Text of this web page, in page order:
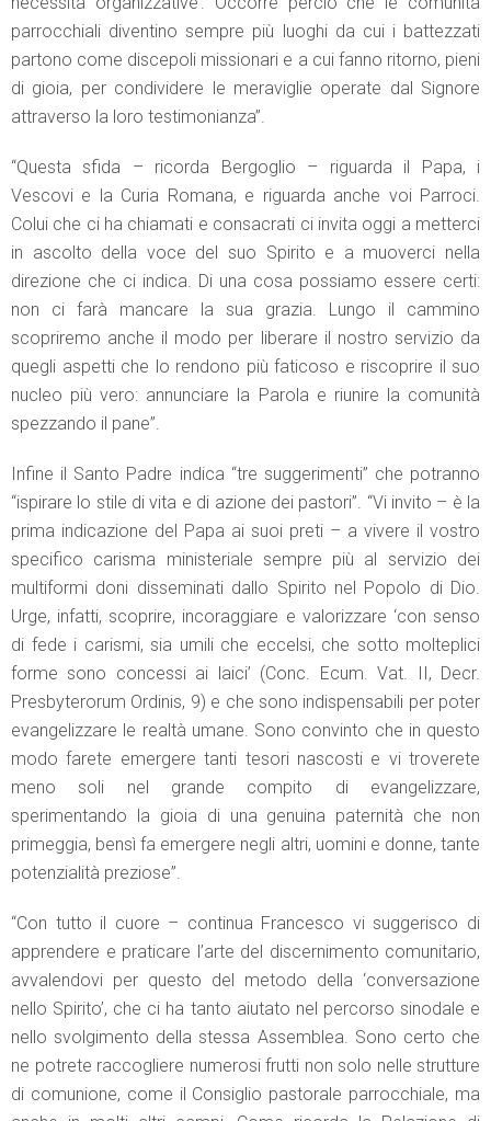
parrocchiali diventino sempre più luoghi da cui i battezzati
partono come discepoli missionari e a cui fanno ritorno, pieni
di gioia, per condividere le meraviglie operate dal Signore
attraverso la loro testimonianza”.
“Questa sfida – ricorda Bergoglio – riguarda il Papa, i
Vescovi e la Curia Romana, e riguarda anche voi Parroci.
Colui che ci ha chiamati e consacrati ci invita oggi a metterci
in ascolto della voce del suo Spirito e a muoverci nella
direzione che ci indica. Di una cosa possiamo essere certi:
non ci farà mancare la sua grazia. Lungo il cammino
scopriremo anche il modo per liberare il nostro servizio da
quegli aspetti che lo rendono più faticoso e riscoprire il suo
nucleo più vero: annunciare la Parola e riunire la comunità
spezzando il pane”.
Infine il Santo Padre indica “tre suggerimenti” che potranno
“ispirare lo stile di vita e di azione dei pastori”. “Vi invito – è la
prima indicazione del Papa ai suoi preti – a vivere il vostro
specifico carisma ministeriale sempre più al servizio dei
multiformi doni disseminati dallo Spirito nel Popolo di Dio.
Urge, infatti, scoprire, incoraggiare e valorizzare ‘con senso
di fede i carismi, sia umili che eccelsi, che sotto molteplici
forme sono concessi ai laici’ (Conc. Ecum. Vat. II, Decr.
Presbyterorum Ordinis, 9) e che sono indispensabili per poter
evangelizzare le realtà umane. Sono convinto che in questo
modo farete emergere tanti tesori nascosti e vi troverete
meno soli nel grande compito di evangelizzare,
sperimentando la gioia di una genuina paternità che non
primeggia, bensì fa emergere negli altri, uomini e donne, tante
potenzialità preziose”.
“Con tutto il cuore – continua Francesco vi suggerisco di
apprendere e praticare l’arte del discernimento comunitario,
avvalendovi per questo del metodo della ‘conversazione
nello Spirito’, che ci ha tanto aiutato nel percorso sinodale e
nello svolgimento della stessa Assemblea. Sono certo che
ne potrete raccogliere numerosi frutti non solo nelle strutture
di comunione, come il Consiglio pastorale parrocchiale, ma